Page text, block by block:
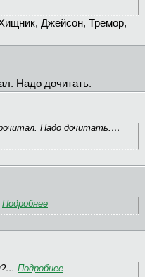
Джейсон, Тремор,
Надо дочитать.
Надо дочитать.…
Подробнее
Подробнее